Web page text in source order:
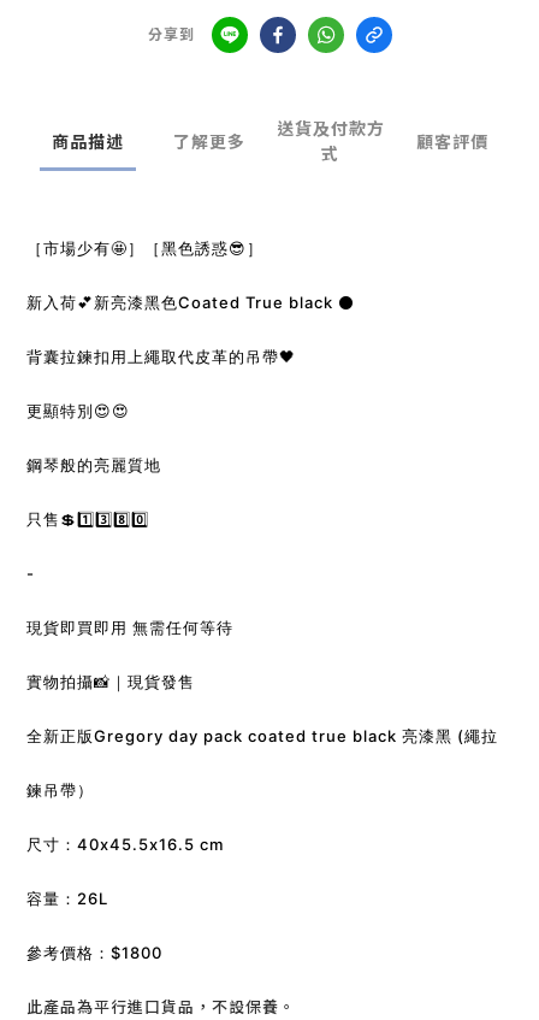
分享到
商品描述 了解更多
送貨及付款方
式
顧客評價
［市場少有🤩］［黑色誘惑😎］
新入荷💕新亮漆黑色Coated True black ⚫️
背囊拉鍊扣用上繩取代皮革的吊帶🖤
更顯特別😍😍
鋼琴般的亮麗質地
只售💲1️⃣3️⃣8️⃣0️⃣
-
現貨即買即用 無需任何等待
實物拍攝📸｜現貨發售
全新正版Gregory day pack coated true black 亮漆黑 (繩拉
鍊吊帶）
尺寸：40x45.5x16.5 cm
容量：26L
參考價格：$1800
此產品為平行進口貨品，不設保養。